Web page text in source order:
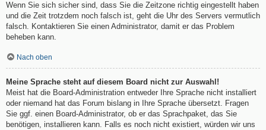
Wenn Sie sich sicher sind, dass Sie die Zeitzone richtig eingestellt haben
und die Zeit trotzdem noch falsch ist, geht die Uhr des Servers vermutlich
falsch. Kontaktieren Sie einen Administrator, damit er das Problem
beheben kann.
Nach oben
Meine Sprache steht auf diesem Board nicht zur Auswahl!
Meist hat die Board-Administration entweder Ihre Sprache nicht installiert
oder niemand hat das Forum bislang in Ihre Sprache übersetzt. Fragen
Sie ggf. einen Board-Administrator, ob er das Sprachpaket, das Sie
benötigen, installieren kann. Falls es noch nicht existiert, würden wir uns